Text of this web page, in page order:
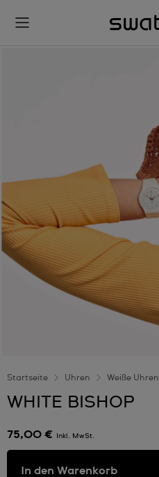
Startseite Uhren Weiße Uhren
WHITE BISHOP
75,00 € Inkl. MwSt.
In den Warenkorb